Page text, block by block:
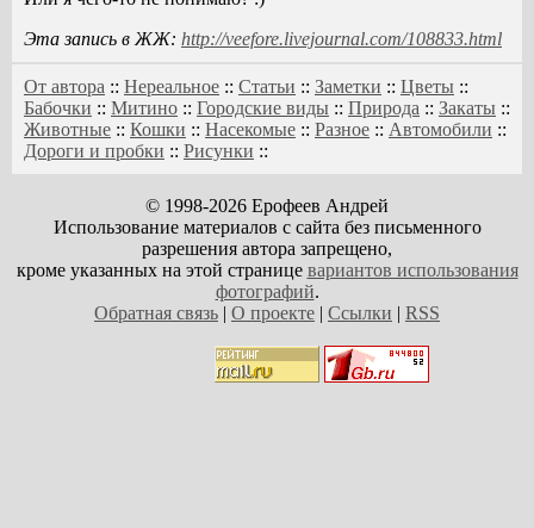
Эта запись в ЖЖ: http://veefore.livejournal.com/108833.html
От автора :: Нереальное :: Статьи :: Заметки :: Цветы ::
Бабочки :: Митино :: Городские виды :: Природа :: Закаты ::
Животные :: Кошки :: Насекомые :: Разное :: Автомобили ::
Дороги и пробки :: Рисунки ::
© 1998-2026 Ерофеев Андрей
Использование материалов с сайта без письменного
разрешения автора запрещено,
кроме указанных на этой странице вариантов использования
фотографий.
Обратная связь | О проекте | Ссылки | RSS